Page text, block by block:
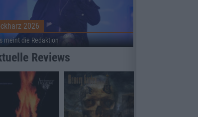
2026
meint die Redaktion
Reviews